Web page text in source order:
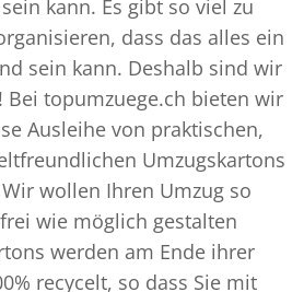
kann. Es gibt so viel zu
dass das alles ein
sein kann. Deshalb sind wir
Bei topumzuege.ch bieten wir
Ausleihe von praktischen,
Umzugskartons
wollen Ihren Umzug so
wie möglich gestalten
werden am Ende ihrer
recycelt, so dass Sie mit